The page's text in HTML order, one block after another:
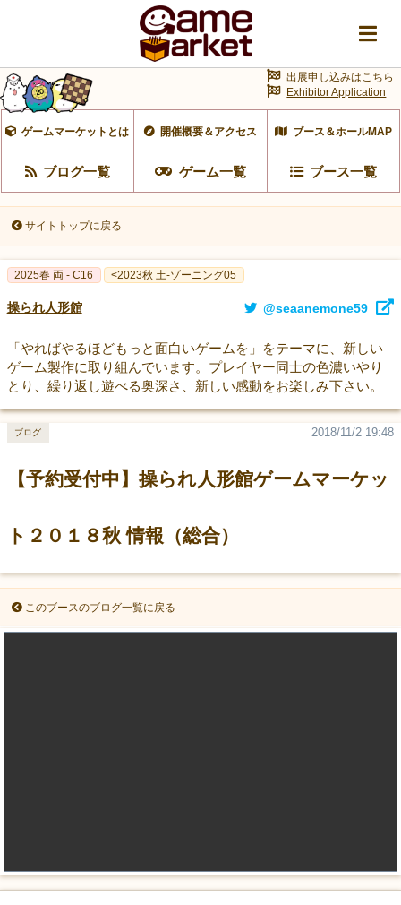
ゲームマーケットとは 開催概要＆アクセス ブース＆ホールMAP
ブログ一覧 ゲーム一覧 ブース一覧
出展申し込みはこちら
Exhibitor Application
サイトトップに戻る
2025春 両 - C16 <2023秋 土-ゾーニング05
操られ人形館 @seaanemone59
「やればやるほどもっと面白いゲームを」をテーマに、新しい
ゲーム製作に取り組んでいます。プレイヤー同士の色濃いやり
とり、繰り返し遊べる奥深さ、新しい感動をお楽しみ下さい。
【予約受付中】操られ人形館ゲームマーケッ
ト２０１８秋 情報（総合）
2018/11/2 19:48
ブログ
このブースのブログ一覧に戻る